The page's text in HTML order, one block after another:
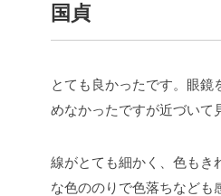
国貞
とても良かったです。眼鏡
めなかったですが近づいて
線がとても細かく、色もき
な色ののりで色落ちなども